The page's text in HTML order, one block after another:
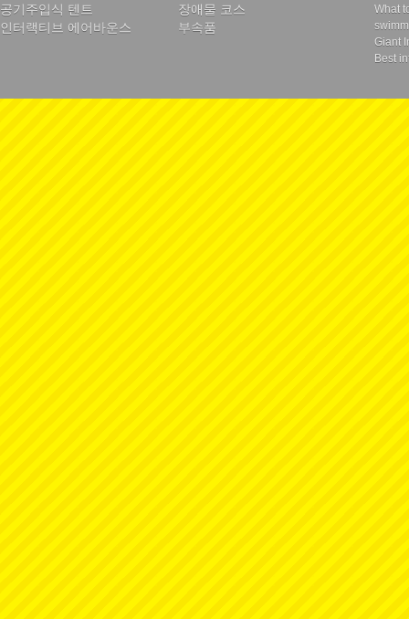
공기주입식 텐트
장애물 코스
인터랙티브 에어바운스
부속품
What
Giant
Best